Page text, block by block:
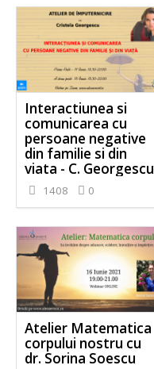
Interactiunea si
comunicarea cu
persoane negative
din familie si din
viata - C. Georgescu
1408 0
Atelier Matematica
corpului nostru cu
dr. Sorina Soescu